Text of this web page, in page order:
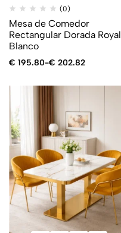
(0)
Mesa de Comedor
Rectangular Dorada Royal
Blanco
€ 195.80-€ 202.82